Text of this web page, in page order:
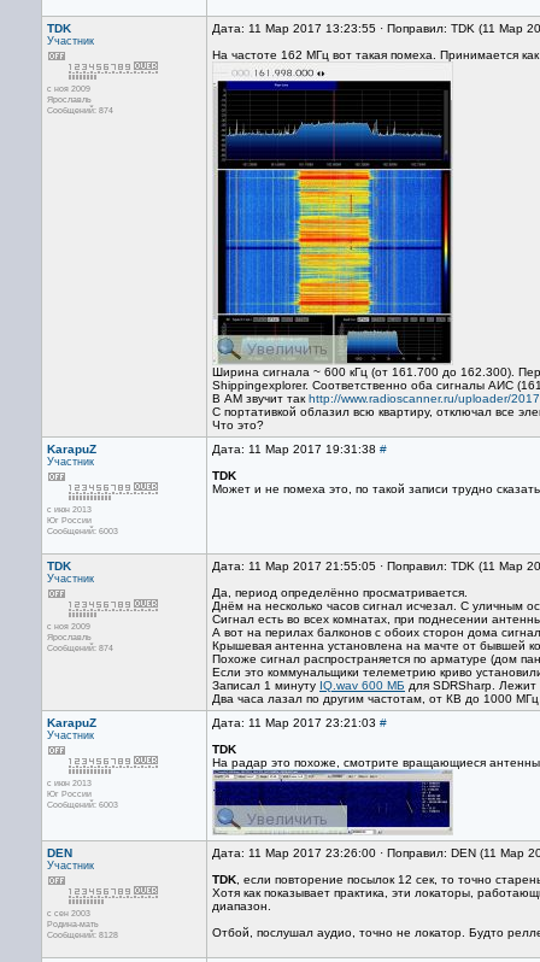
TDK
Участник
с ноя 2009
Ярославль
Сообщений: 874
Дата: 11 Мар 2017 13:23:55 · Поправил: TDK (11 Мар
На частоте 162 МГц вот такая помеха. Принимается
Ширина сигнала ~ 600 кГц (от 161.700 до 162.300).
Shippingexplorer. Соответственно оба сигналы АИС
В АМ звучит так http://www.radioscanner.ru/uploader/
С портативкой облазил всю квартиру, отключал все
Что это?
KarapuZ
Участник
с июн 2013
Юг России
Сообщений: 6003
Дата: 11 Мар 2017 19:31:38 #
TDK
Может и не помеха это, по такой записи трудно
TDK
Участник
с ноя 2009
Ярославль
Сообщений: 874
Дата: 11 Мар 2017 21:55:05 · Поправил: TDK (11 Мар
Да, период определённо просматривается.
Днём на несколько часов сигнал исчезал. С уличным
Сигнал есть во всех комнатах, при поднесении
А вот на перилах балконов с обоих сторон дома
Крышевая антенна установлена на мачте от бывшей
Похоже сигнал распространяется по арматуре (дом
Если это коммунальщики телеметрию криво
Записал 1 минуту IQ.wav 600 МБ для SDRSharp. Лежит
Два часа лазал по другим частотам, от КВ до 1000
KarapuZ
Участник
с июн 2013
Юг России
Сообщений: 6003
Дата: 11 Мар 2017 23:21:03 #
TDK
На радар это похоже, смотрите вращающиеся
DEN
Участник
с сен 2003
Родина-мать
Сообщений: 8128
Дата: 11 Мар 2017 23:26:00 · Поправил: DEN (11 Мар
TDK , если повторение посылок 12 сек, то точно
Хотя как показывает практика, эти локаторы,
диапазон.
Отбой, послушал аудио, точно не локатор. Будто